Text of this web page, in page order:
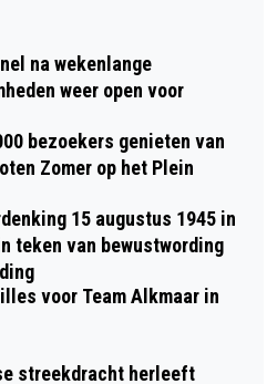
BROEKERVEILING
FRANK VAN
IN GROTE
na wekenlange
weer open voor
bezoekers genieten van
Zomer op het Plein
15 augustus 1945 in
teken van bewustwording
voor Team Alkmaar in
streekdracht herleeft